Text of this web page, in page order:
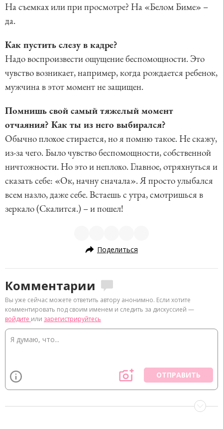
На съемках или при просмотре? На «Белом Биме» –
да.
Как пустить слезу в кадре?
Надо воспроизвести ощущение беспомощности. Это
чувство возникает, например, когда рождается ребенок,
мужчина в этот момент не защищен.
Помнишь свой самый тяжелый момент
отчаяния? Как ты из него выбирался?
Обычно плохое стирается, но я помню такое. Не скажу,
из-за чего. Было чувство беспомощности, собственной
ничтожности. Но это и неплохо. Главное, отряхнуться и
сказать себе: «Ок, начну сначала». Я просто улыбался
всем назло, даже себе. Встаешь с утра, смотришься в
зеркало (Скалится.) – и пошел!
Поделиться
Комментарии
Вы уже сейчас можете ответить автору анонимно. Если хотите
комментировать под своим именем и следить за дискуссией —
войдите или зарегистрируйтесь
ОТПРАВИТЬ